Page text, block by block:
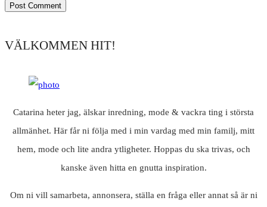
VÄLKOMMEN HIT!
Catarina heter jag, älskar inredning, mode & vackra ting i största
allmänhet. Här får ni följa med i min vardag med min familj, mitt
hem, mode och lite andra ytligheter. Hoppas du ska trivas, och
kanske även hitta en gnutta inspiration.
Om ni vill samarbeta, annonsera, ställa en fråga eller annat så är ni